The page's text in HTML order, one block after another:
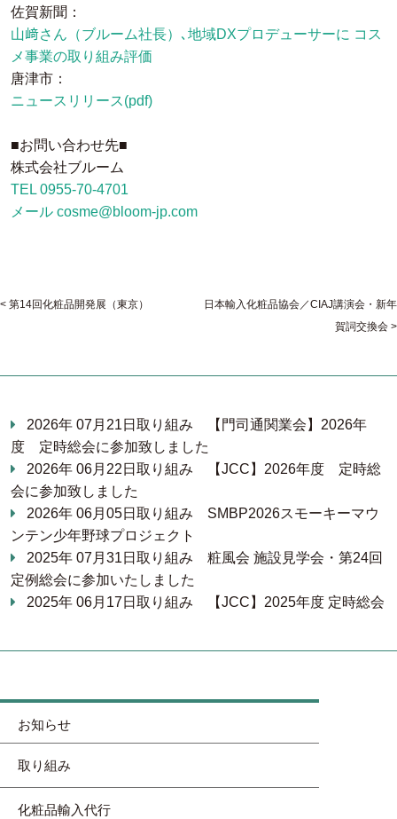
お知らせ
取り組み
化粧品輸入代行
佐賀新聞：
山﨑さん（ブルーム社長）､地域DXプロデューサーに コス
メ事業の取り組み評価
唐津市：
ニュースリリース(pdf)
■お問い合わせ先■
株式会社ブルーム
TEL 0955-70-4701
メール cosme@bloom-jp.com
第14回化粧品開発展（東京）
日本輸入化粧品協会／CIAJ講演会・新年
賀詞交換会
2026年 07月21日 取り組み
【門司通関業会】2026年
度 定時総会に参加致しました
2026年 06月22日 取り組み
【JCC】2026年度 定時総
会に参加致しました
2026年 06月05日 取り組み SMBP2026スモーキーマウ
ンテン少年野球プロジェクト
2025年 07月31日 取り組み 粧風会 施設見学会・第24回
定例総会に参加いたしました
2025年 06月17日 取り組み 【JCC】2025年度 定時総会